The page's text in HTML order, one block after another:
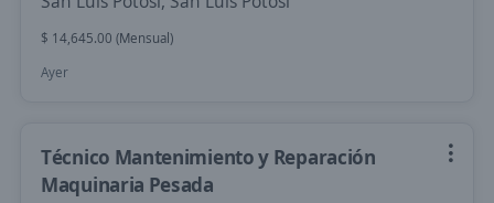
$ 14,645.00 (Mensual)
Ayer
Técnico Mantenimiento y Reparación
Maquinaria Pesada